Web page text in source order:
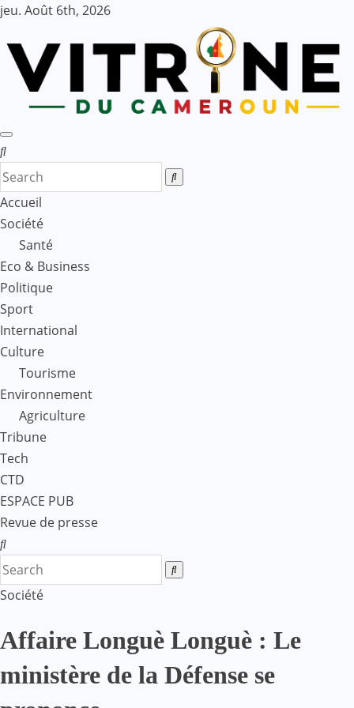
Skip
content
jeu. Août 6th, 2026
Accueil
Société
Santé
Eco & Business
Politique
Sport
International
Culture
Tourisme
Environnement
Agriculture
Tribune
Tech
CTD
ESPACE PUB
Revue de presse
Société
Affaire Longuè Longuè : Le
ministère de la Défense se